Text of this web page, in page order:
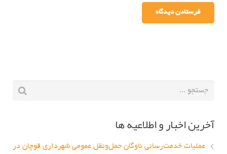
آخرین اخبار و اطلاعیه ها
عملیات خدمت‌رسانی ناوگان حمل‌ونقل عمومی شهرداری قوچان در